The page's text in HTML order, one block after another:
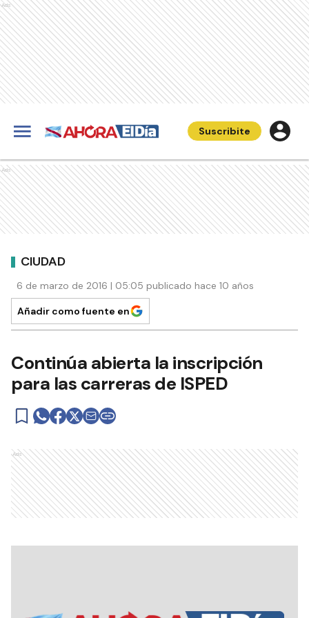
Ads
Suscribite
Ads
CIUDAD
6 de marzo de 2016 | 05:05 publicado hace 10 años
Añadir como fuente en
Continúa abierta la inscripción
para las carreras de ISPED
Ads